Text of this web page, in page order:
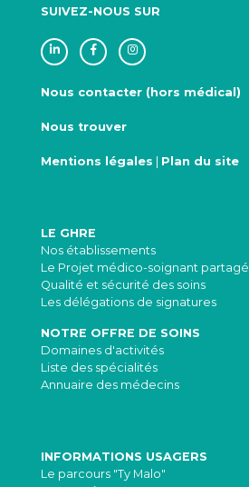
SUIVEZ-NOUS SUR
Nous contacter (hors médical)
Nous trouver
Mentions légales | Plan du site
LE GHRE
Nos établissements
Le Projet médico-soignant partagé
Qualité et sécurité des soins
Les délégations de signatures
NOTRE OFFRE DE SOINS
Domaines d'activités
Liste des spécialités
Annuaire des médecins
INFORMATIONS USAGERS
Le parcours "Ty Malo"